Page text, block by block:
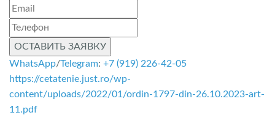
ОСТАВИТЬ ЗАЯВКУ
WhatsApp/Telegram: +7 (919) 226-42-05
https://cetatenie.just.ro/wp-
content/uploads/2022/01/ordin-1797-din-26.10.2023-art-
11.pdf